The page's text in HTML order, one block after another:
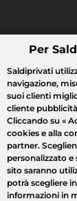
Cosa
Tutte le
Per
Saldiprivati
navigazione,
suoi clienti
cliente
Cliccando su «
cookies e alla
partner.
personalizzato
sito saranno
potrà scegliere
informazioni in